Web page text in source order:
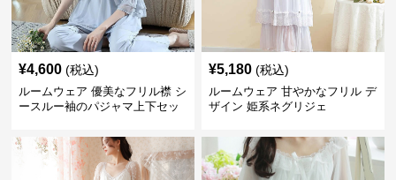
¥4,600 (税込)
ルームウェア 優美なフリル襟 シ
ースルー袖のパジャマ上下セッ
¥5,180 (税込)
ルームウェア 甘やかなフリル デ
ザイン 姫系ネグリジェ